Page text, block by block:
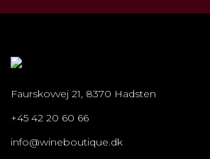
Faurskovvej 21, 8370 Hadsten
+45 42 20 60 66
info@wineboutique.dk